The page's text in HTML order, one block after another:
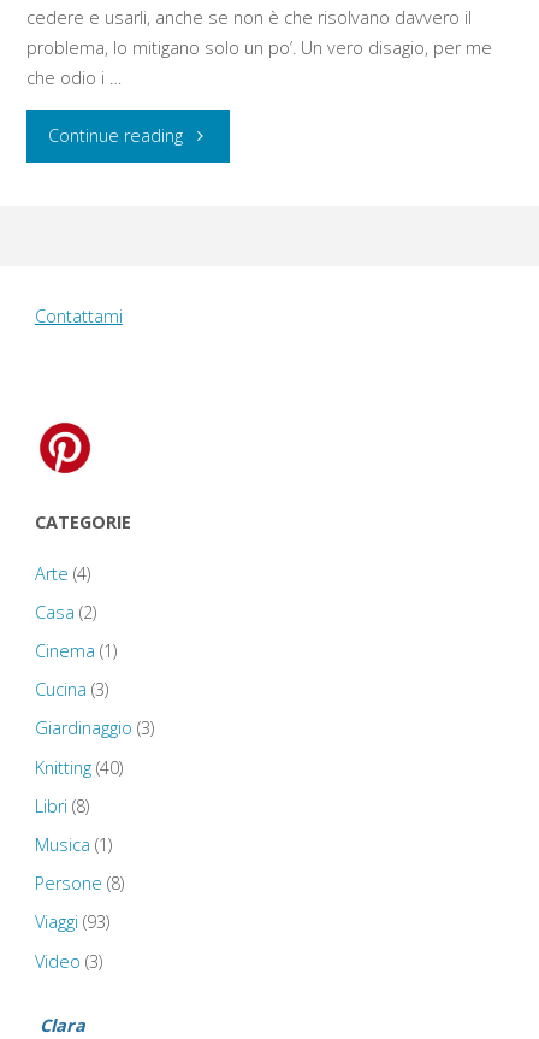
Swansea"
cedere e usarli, anche se non è che risolvano davvero il
problema, lo mitigano solo un po’. Un vero disagio, per me
che odio i …
Continue reading"Venerdì
Contattami
CATEGORIE
Arte (4)
Casa (2)
Cinema (1)
Cucina (3)
Giardinaggio (3)
Knitting(40)
Libri (8)
Musica (1)
Persone (8)
Viaggi (93)
Video (3)
Clara